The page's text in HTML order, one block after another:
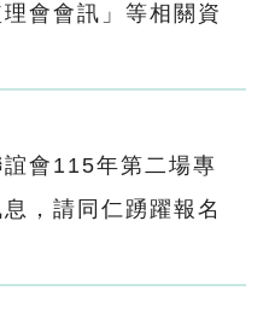
會會訊」等相關資
會115年第二場專
，請同仁踴躍報名